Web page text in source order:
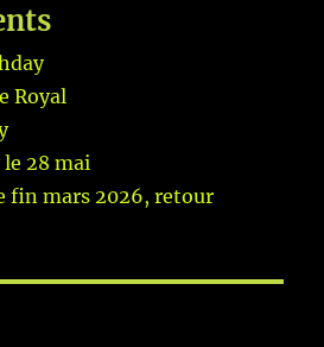
Royal
28 mai
fin mars 2026, retour